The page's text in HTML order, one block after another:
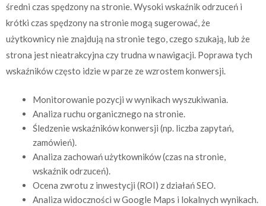
średni czas spędzony na stronie. Wysoki wskaźnik odrzuceń i
krótki czas spędzony na stronie mogą sugerować, że
użytkownicy nie znajdują na stronie tego, czego szukają, lub że
strona jest nieatrakcyjna czy trudna w nawigacji. Poprawa tych
wskaźników często idzie w parze ze wzrostem konwersji.
Monitorowanie pozycji w wynikach wyszukiwania.
Analiza ruchu organicznego na stronie.
Śledzenie wskaźników konwersji (np. liczba zapytań,
zamówień).
Analiza zachowań użytkowników (czas na stronie,
wskaźnik odrzuceń).
Ocena zwrotu z inwestycji (ROI) z działań SEO.
Analiza widoczności w Google Maps i lokalnych wynikach.